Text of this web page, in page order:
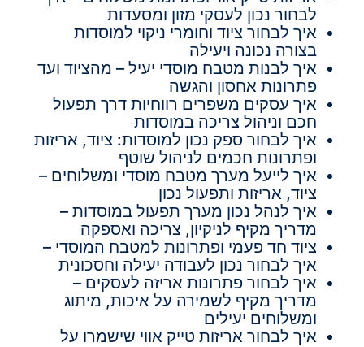
לבחור נכון לעסקי מזון ומסעדות
איך לבחור ציוד וחומרי ניקוי למוסדות
בצורה נכונה ויעילה
איך לבנות מטבח מוסדי יעיל – מהציוד ועד
פתרונות אחסון והגשה
איך עסקים משפרים רווחיות דרך תפעול
חכם וניהול צריכה במוסדות
איך לבחור ספק נכון למוסדות: ציוד, אריזות
ופתרונות חכמים לניהול שוטף
איך לייעל מערך מטבח מוסדי ומשלוחים –
ציוד, אריזות ותפעול נכון
איך לנהל נכון מערך תפעול במוסדות –
מדריך מקיף לניקיון, צריכה ואספקה
ציוד חד פעמי ופתרונות למטבח המוסדי –
איך לבחור נכון לעבודה יעילה וחסכונית
איך לבחור פתרונות אריזה לעסקים –
מדריך מקיף לשמירה על איכות, מיתוג
ומשלוחים יעילים
איך לבחור אריזות טייק אווי שישמרו על